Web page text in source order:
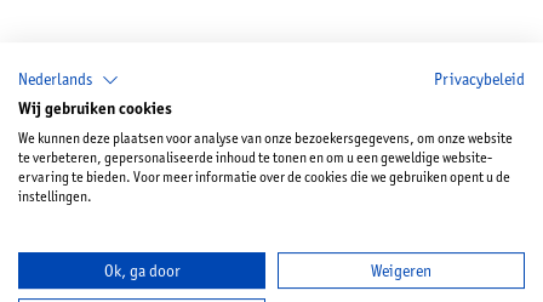
Nederlands Privacybeleid
Wij gebruiken cookies
We kunnen deze plaatsen voor analyse van onze bezoekersgegevens, om onze website
te verbeteren, gepersonaliseerde inhoud te tonen en om u een geweldige website-
ervaring te bieden. Voor meer informatie over de cookies die we gebruiken opent u de
instellingen.
Ok, ga door Weigeren